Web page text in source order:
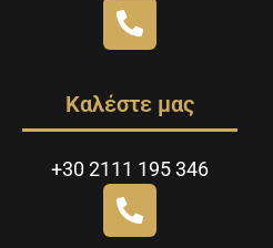
Καλέστε μας
+30 2111 195 346